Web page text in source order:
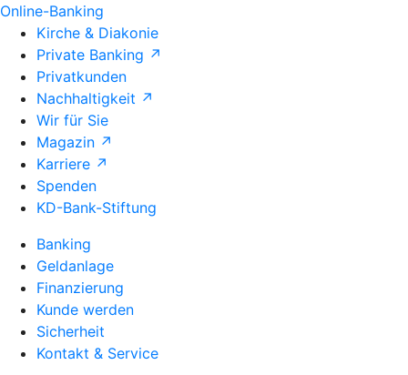
Online-Banking
Kirche & Diakonie
Private Banking ↗
Privatkunden
Nachhaltigkeit ↗
Wir für Sie
Magazin ↗
Karriere ↗
Spenden
KD-Bank-Stiftung
Banking
Geldanlage
Finanzierung
Kunde werden
Sicherheit
Kontakt & Service